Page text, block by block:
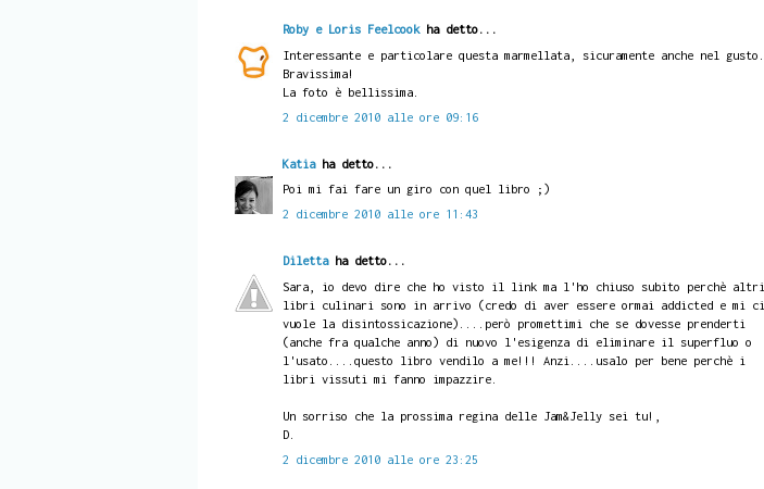
Roby e Loris Feelcookha detto...
Interessante e particolare questa marmellata, sicuramente anche nel gusto.
Bravissima!
La foto è bellissima.
2 dicembre 2010 alle ore 09:16
Katiaha detto...
Poi mi fai fare un giro con quel libro ;)
2 dicembre 2010 alle ore 11:43
Dilettaha detto...
Sara, io devo dire che ho visto il link ma l'ho chiuso subito perchè altri
libri culinari sono in arrivo (credo di aver essere ormai addicted e mi ci
vuole la disintossicazione)....però promettimi che se dovesse prenderti
(anche fra qualche anno) di nuovo l'esigenza di eliminare il superfluo o
l'usato....questo libro vendilo a me!!! Anzi....usalo per bene perchè i
libri vissuti mi fanno impazzire.
Un sorriso che la prossima regina delle Jam&Jelly sei tu!,
D.
2 dicembre 2010 alle ore 23:25